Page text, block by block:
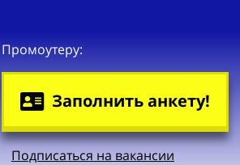
Промоутеру:
Заполнить анкету!
Подписаться на вакансии